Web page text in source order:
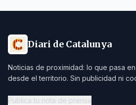
Diari de Catalunya
Noticias de proximidad: lo que pasa
desde el territorio. Sin publicidad ni
Publica tu nota de prensa